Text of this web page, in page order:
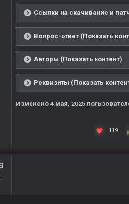
Ссылки на скачивание и
Вопрос-ответ (Показать
Авторы (Показать контент)
Реквизиты (Показать
Изменено 4 мая, 2025
119